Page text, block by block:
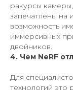
ракурсы
запечатлены на
возможность
иммерсивных
двойников.
4. Чем NeRF
Для
технологий это